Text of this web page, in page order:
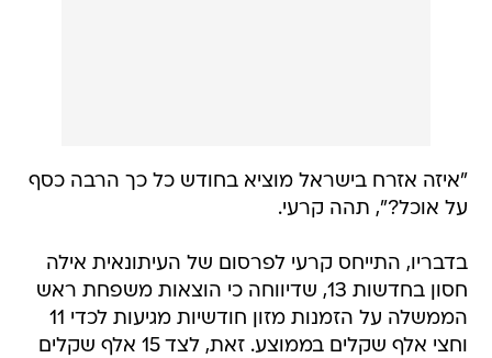
"איזה אזרח בישראל מוציא בחודש כל כך הרבה כסף
על אוכל?", תהה קרעי.
בדבריו, התייחס קרעי לפרסום של העיתונאית אילה
חסון בחדשות 13, שדיווחה כי הוצאות משפחת ראש
הממשלה על הזמנות מזון חודשיות מגיעות לכדי 11
וחצי אלף שקלים בממוצע. זאת, לצד 15 אלף שקלים